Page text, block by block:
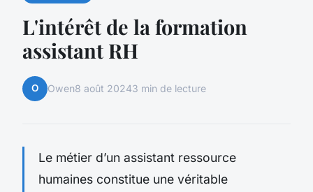
L'intérêt de la formation
assistant RH
O Owen8 août 20243 min de lecture
Le métier d’un assistant ressource
humaines constitue une véritable